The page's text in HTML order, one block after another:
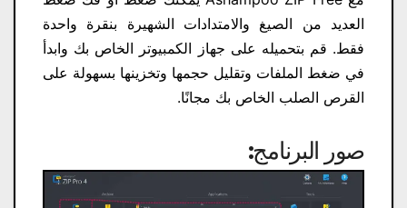
العديد من الصيغ والامتدادات الشهيرة بنقرة واحدة
فقط. قم بتحميله على جهاز الكمبيوتر الخاص بك وابدأ
في ضغط الملفات وتقليل حجمها وتخزينها بسهولة على
القرص الصلب الخاص بك مجانًا.
صور البرنامج: